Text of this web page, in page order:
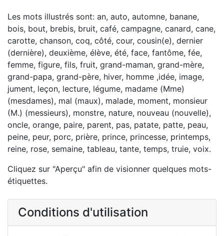
Les mots illustrés sont: an, auto, automne, banane,
bois, bout, brebis, bruit, café, campagne, canard, cane,
carotte, chanson, coq, côté, cour, cousin(e), dernier
(dernière), deuxième, élève, été, face, fantôme, fée,
femme, figure, fils, fruit, grand-maman, grand-mère,
grand-papa, grand-père, hiver, homme ,idée, image,
jument, leçon, lecture, légume, madame (Mme)
(mesdames), mal (maux), malade, moment, monsieur
(M.) (messieurs), monstre, nature, nouveau (nouvelle),
oncle, orange, paire, parent, pas, patate, patte, peau,
peine, peur, porc, prière, prince, princesse, printemps,
reine, rose, semaine, tableau, tante, temps, truie, voix.
Cliquez sur "Aperçu" afin de visionner quelques mots-
étiquettes.
Conditions d'utilisation